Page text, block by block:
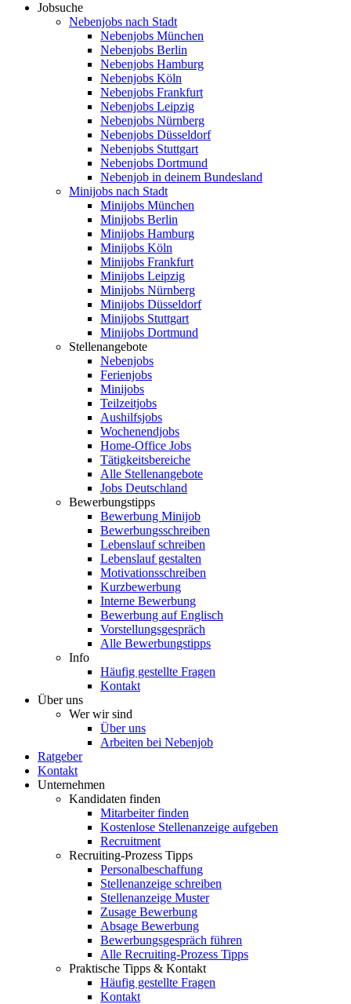
Jobsuche
Nebenjobs nach Stadt
Nebenjobs München
Nebenjobs Berlin
Nebenjobs Hamburg
Nebenjobs Köln
Nebenjobs Frankfurt
Nebenjobs Leipzig
Nebenjobs Nürnberg
Nebenjobs Düsseldorf
Nebenjobs Stuttgart
Nebenjobs Dortmund
Nebenjob in deinem Bundesland
Minijobs nach Stadt
Minijobs München
Minijobs Berlin
Minijobs Hamburg
Minijobs Köln
Minijobs Frankfurt
Minijobs Leipzig
Minijobs Nürnberg
Minijobs Düsseldorf
Minijobs Stuttgart
Minijobs Dortmund
Stellenangebote
Nebenjobs
Ferienjobs
Minijobs
Teilzeitjobs
Aushilfsjobs
Wochenendjobs
Home-Office Jobs
Tätigkeitsbereiche
Alle Stellenangebote
Jobs Deutschland
Bewerbungstipps
Bewerbung Minijob
Bewerbungsschreiben
Lebenslauf schreiben
Lebenslauf gestalten
Motivationsschreiben
Kurzbewerbung
Interne Bewerbung
Bewerbung auf Englisch
Vorstellungsgespräch
Alle Bewerbungstipps
Info
Häufig gestellte Fragen
Kontakt
Über uns
Wer wir sind
Über uns
Arbeiten bei Nebenjob
Ratgeber
Kontakt
Unternehmen
Kandidaten finden
Mitarbeiter finden
Kostenlose Stellenanzeige aufgeben
Recruitment
Recruiting-Prozess Tipps
Personalbeschaffung
Stellenanzeige schreiben
Stellenanzeige Muster
Zusage Bewerbung
Absage Bewerbung
Bewerbungsgespräch führen
Alle Recruiting-Prozess Tipps
Praktische Tipps & Kontakt
Häufig gestellte Fragen
Kontakt